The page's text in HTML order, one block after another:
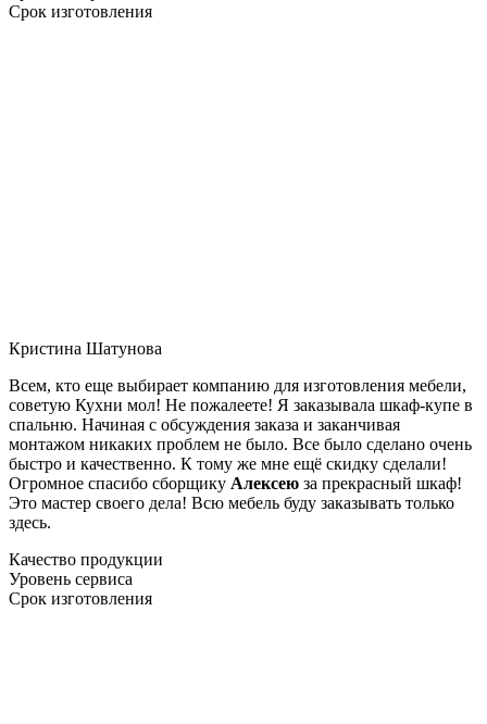
Срок изготовления
Кристина Шатунова
Всем, кто еще выбирает компанию для изготовления мебели,
советую Кухни мол! Не пожалеете! Я заказывала шкаф-купе в
спальню. Начиная с обсуждения заказа и заканчивая
монтажом никаких проблем не было. Все было сделано очень
быстро и качественно. К тому же мне ещё скидку сделали!
Огромное спасибо сборщику Алексею за прекрасный шкаф!
Это мастер своего дела! Всю мебель буду заказывать только
здесь.
Качество продукции
Уровень сервиса
Срок изготовления